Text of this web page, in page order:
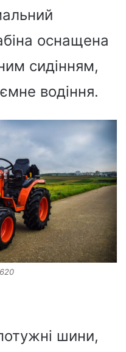
оснащена
сидінням,
водіння.
шини,